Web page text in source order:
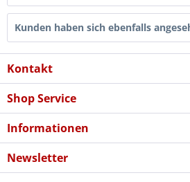
Kunden haben sich ebenfalls
Kontakt
Shop Service
Informationen
Newsletter